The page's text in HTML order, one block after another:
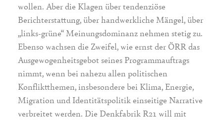
wollen. Aber die Klagen über tendenziöse
Berichterstattung, über handwerkliche Mängel, über
„links-grüne“ Meinungsdominanz nehmen stetig zu.
Ebenso wachsen die Zweifel, wie ernst der ÖRR das
Ausgewogenheitsgebot seines Programmauftrags
nimmt, wenn bei nahezu allen politischen
Konfliktthemen, insbesondere bei Klima, Energie,
Migration und Identitätspolitik einseitige Narrative
verbreitet werden. Die Denkfabrik R21 will mit